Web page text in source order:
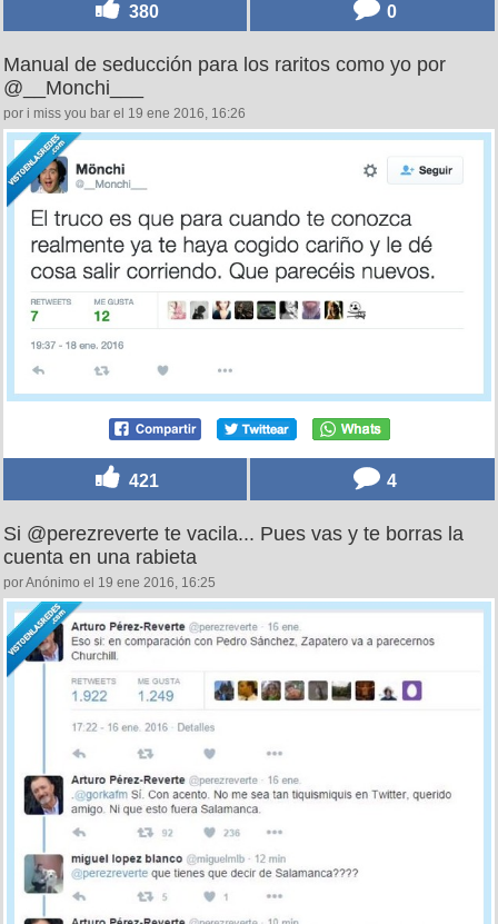
380 0
Manual de seducción para los raritos como yo por
@__Monchi___
por i miss you bar el 19 ene 2016, 16:26
421 4
Si @perezreverte te vacila... Pues vas y te borras la
cuenta en una rabieta
por Anónimo el 19 ene 2016, 16:25